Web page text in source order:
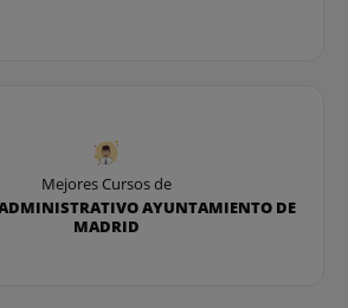
Mejores Cursos de
AYUNTAMIENTO DE
MADRID